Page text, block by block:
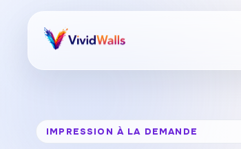
IMPRESSION À LA DEMANDE